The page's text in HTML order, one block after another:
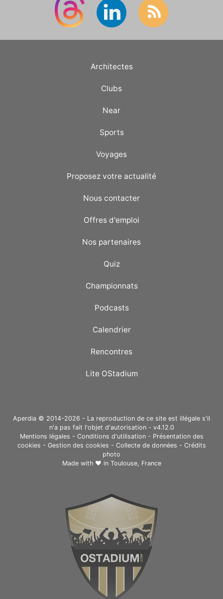
Architectes
Clubs
Near
Sports
Voyages
Proposez votre actualité
Nous contacter
Offres d'emploi
Nos partenaires
Quiz
Championnats
Podcasts
Calendrier
Rencontres
Lite OStadium
Aperdia © 2014-2026 - La reproduction de ce site est illégale s'il
n'a pas fait l'objet d'autorisation - v4.12.0
Mentions légales - Conditions d'utilisation- Présentation des
cookies - Gestion des cookies - Collecte de données - Crédits
photo
Made with ❤ in Toulouse, France